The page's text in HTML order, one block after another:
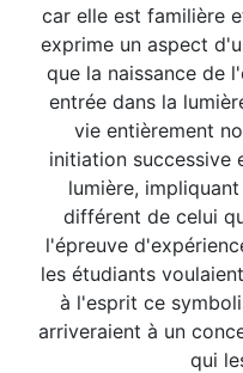
car elle est familière
exprime un aspect
que la naissance de
entrée dans la
vie entièrement
initiation successive
lumière,
différent de celui
l'épreuve
les étudiants
à l'esprit ce
arriveraient à un
qui